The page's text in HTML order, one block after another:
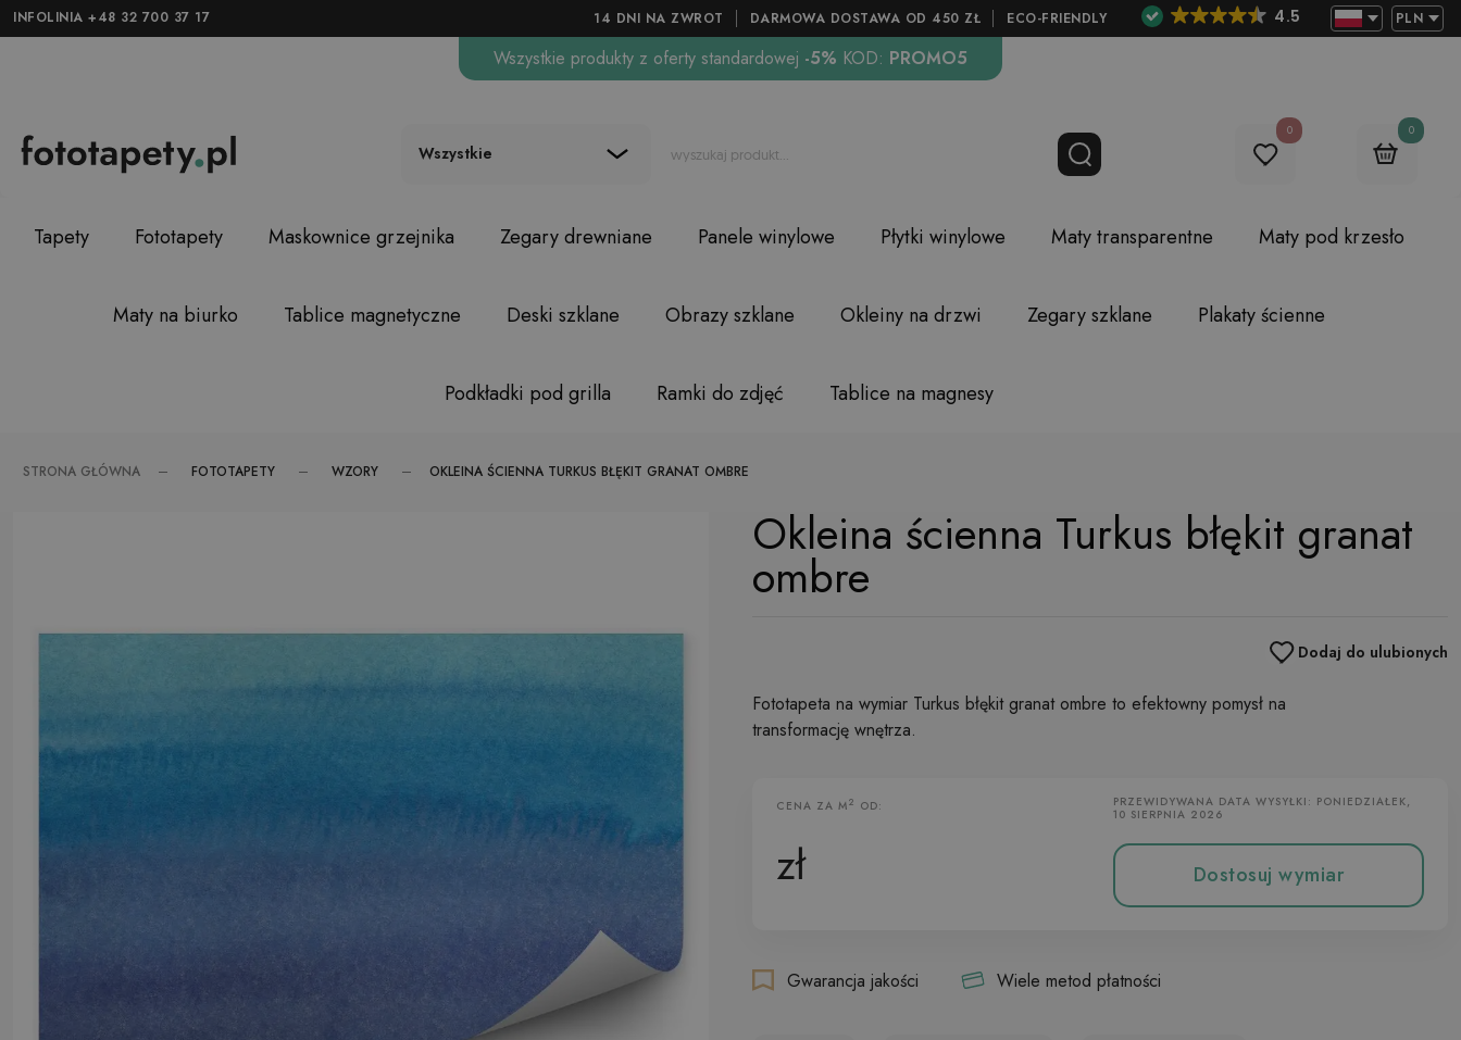
INFOLINIA +48 32 700 37 17 14 DNI NA ZWROT DARMOWA DOSTAWA OD 450 ZŁ ECO-FRIENDLY 4.5 PLN
Wszystkie produkty z oferty standardowej -5% KOD: PROMO5
Wszystkie
0 0
Tapety Fototapety Maskownice grzejnika Zegary drewniane Panele winylowe Płytki winylowe Maty transparentne Maty pod krzesło
Maty na biurko Tablice magnetyczne Deski szklane Obrazy szklane Okleiny na drzwi Zegary szklane Plakaty ścienne
Podkładki pod grilla Ramki do zdjęć Tablice na magnesy
STRONA GŁÓWNA FOTOTAPETY WZORY OKLEINA ŚCIENNA TURKUS BŁĘKIT GRANAT OMBRE
Okleina ścienna Turkus błękit granat
ombre
Dodaj do ulubionych
Fototapeta na wymiar Turkus błękit granat ombre to efektowny pomysł na
transformację wnętrza.
Fototapeta Flizelinowa
CENA ZA M2 OD:
zł
PRZEWIDYWANA DATA WYSYŁKI: PONIEDZIAŁEK,
10 SIERPNIA 2026
Dostosuj wymiar
Gwarancja jakości Wiele metod płatności